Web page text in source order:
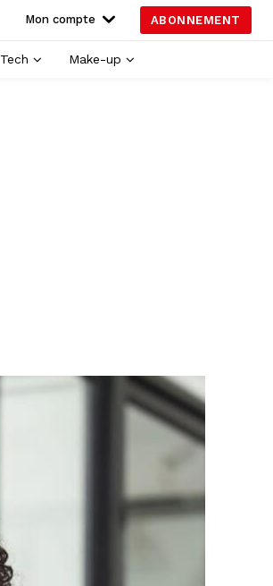
Mon compte ABONNEMENT
Tech Make-up